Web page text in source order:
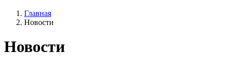
Главная
Новости
Новости